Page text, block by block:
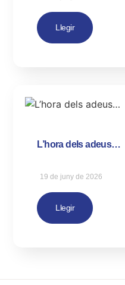
Llegir
L’hora dels adeus…
19 de juny de 2026
Llegir